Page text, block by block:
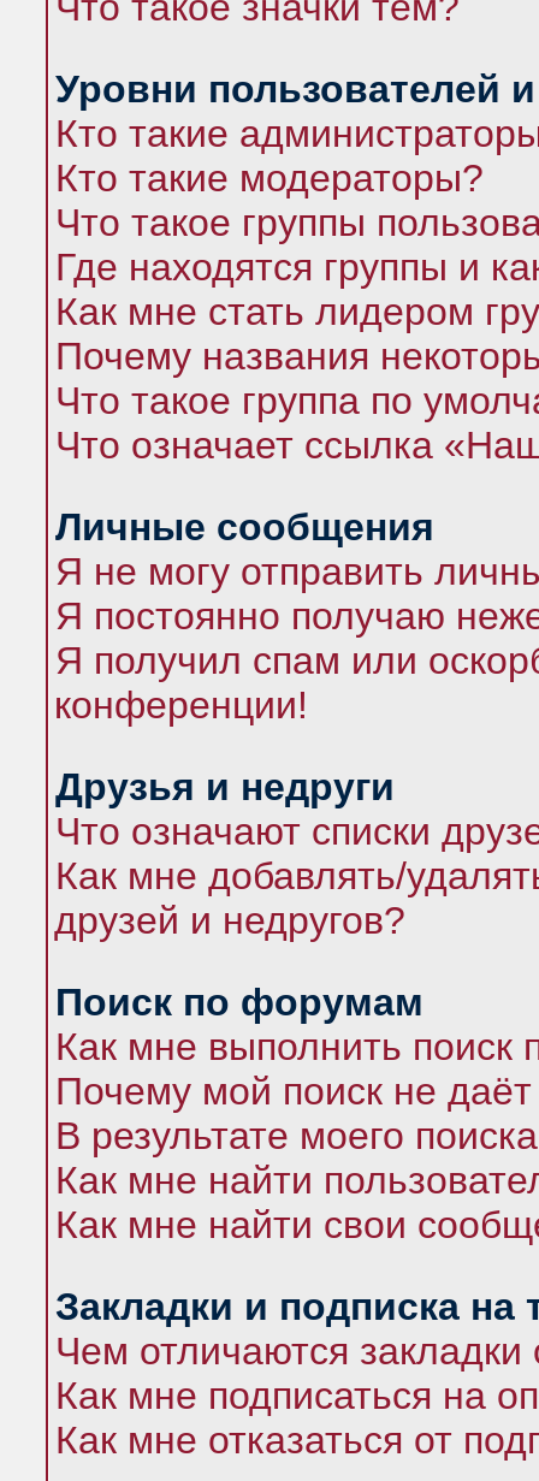
Уровни пользователей
Кто такие
Кто такие модераторы?
Что такое группы
Где находятся группы и
Как мне стать лидером
Почему названия
Что такое группа по
Что означает ссылка
Личные сообщения
Я не могу отправить
Я постоянно получаю
Я получил спам или
конференции!
Друзья и недруги
Что означают списки
Как мне добавлять/
друзей и недругов?
Поиск по форумам
Как мне выполнить
Почему мой поиск не даёт
В результате моего
Как мне найти
Как мне найти свои
Закладки и подписка на
Чем отличаются закладки
Как мне подписаться на
Как мне отказаться от